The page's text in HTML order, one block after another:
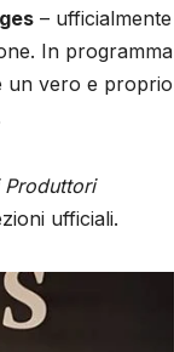
– ufficialmente
In programma
un vero e proprio
Produttori
ufficiali.